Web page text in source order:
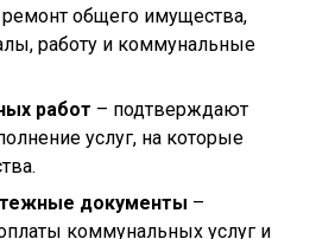
общего имущества,
работу и коммунальные
работ – подтверждают
услуг, на которые
документы –
коммунальных услуг и